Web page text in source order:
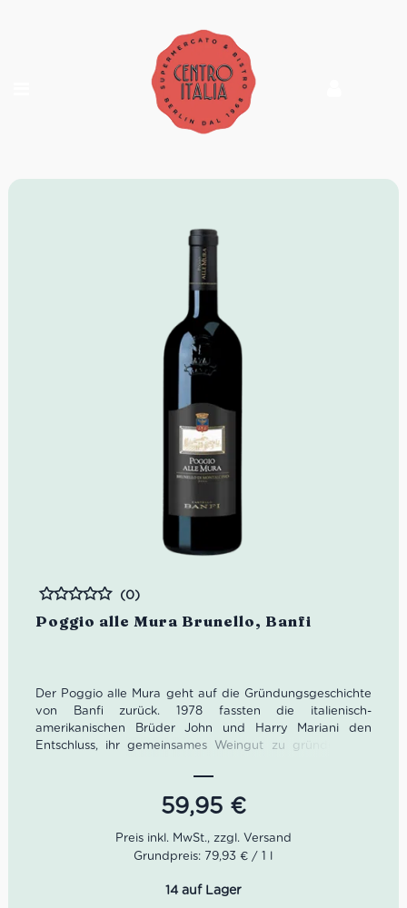
Poggio alle Mura Brunello, Banfi
Bewertet
(0)
Der Poggio alle Mura geht auf die Gründungsgeschichte
von Banfi zurück. 1978 fassten die italienisch-
amerikanischen Brüder John und Harry Mariani den
Entschluss, ihr gemeinsames Weingut zu gründen. Die
eines hochmodernen Weinguts. Der renommierte
Önologe Enzio Rivella half den Brüdern das optimale
Stück Land zu finden. Der Boden war nährstoffreich und
das Mikroklima günstig. Seit der Einweihung 1984 ist
Banfi fest mit der Region verbunden.
Der Poggio alle Mura von Banfi leuchtet in einem
intensiven Rubinrot mit violetten Nuancen. Das Bouquet
59,95 €
Grundpreis: 79,93 € / 1 l
14 auf Lager